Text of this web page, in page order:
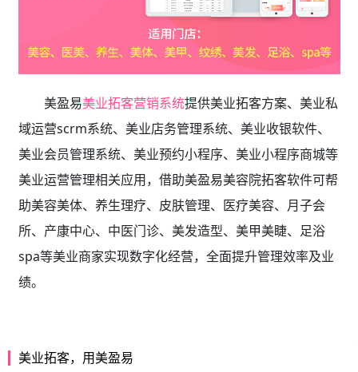
美盈易美业拓客营销系统提供美业拓客方案、美业私
域运营scrm系统、 美业店务管理系统、美业收银软件、
美业会员管理系统、美业预约小程序、美业小程序商城等
美业运营管理相关应用，借助美盈易美容院拓客软件可帮
助美容美体、养生理疗、皮肤管理、医疗美容、月子会
所、产康中心、中医门诊、美发造型、美甲美睫、足浴
spa等美业商家实现数字化经营，全面提升管理效率及业
绩。
美业拓客，用美盈易